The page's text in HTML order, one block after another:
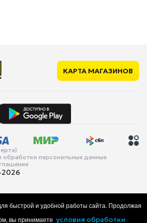
КАРТА МАГАЗИНОВ
обработки персональных данных
2026
быстрой и удобной работы сайта. Продолжая
вы принимаете условия обработки